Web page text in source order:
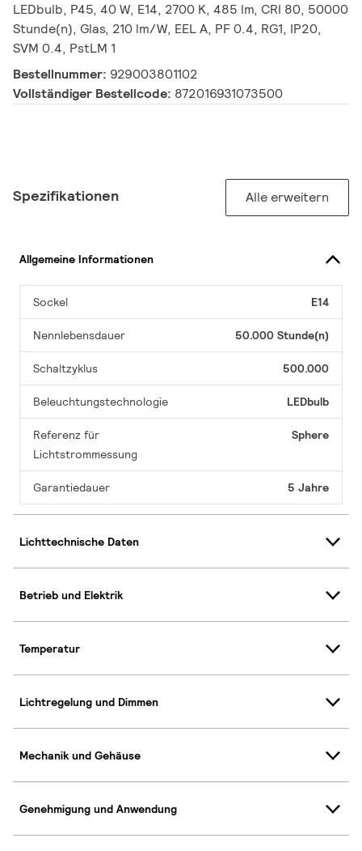
LEDbulb, P45, 40 W, E14, 2700 K, 485 lm, CRI 80, 50000
Stunde(n), Glas, 210 lm/W, EEL A, PF 0.4, RG1, IP20,
SVM 0.4, PstLM 1
Bestellnummer: 929003801102
Vollständiger Bestellcode: 872016931073500
Spezifikationen Alle erweitern
Allgemeine Informationen
Sockel E14
Nennlebensdauer 50.000 Stunde(n)
Schaltzyklus 500.000
Beleuchtungstechnologie LEDbulb
Referenz für
Lichtstrommessung
Sphere
Garantiedauer 5 Jahre
Lichttechnische Daten
Betrieb und Elektrik
Temperatur
Lichtregelung und Dimmen
Mechanik und Gehäuse
Genehmigung und Anwendung